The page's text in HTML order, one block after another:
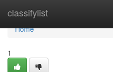
classifylist
Home
Home
1